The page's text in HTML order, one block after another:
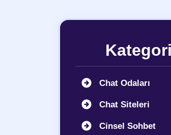
Chat Odaları
Chat Siteleri
Cinsel Sohbet